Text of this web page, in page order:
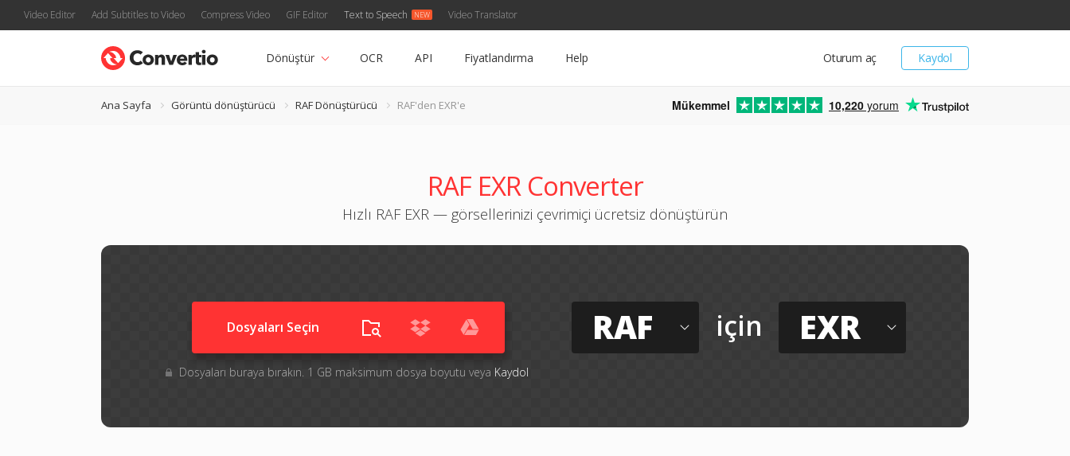
Video Editor Add Subtitles to Video Compress Video GIF Editor Text to Speech Video Translator
Kaydol
Oturum aç
Dönüştür OCR API Fiyatlandırma Help
Ana Sayfa Görüntü dönüştürücü RAF Dönüştürücü RAF'den EXR'e Mükemmel 10,220 yorum
RAF EXR Converter
Hızlı RAF EXR — görsellerinizi çevrimiçi ücretsiz dönüştürün
Dosyaları Seçin
Dosyaları buraya bırakın. 1 GB maksimum dosya boyutu veya Kaydol
RAF için EXR